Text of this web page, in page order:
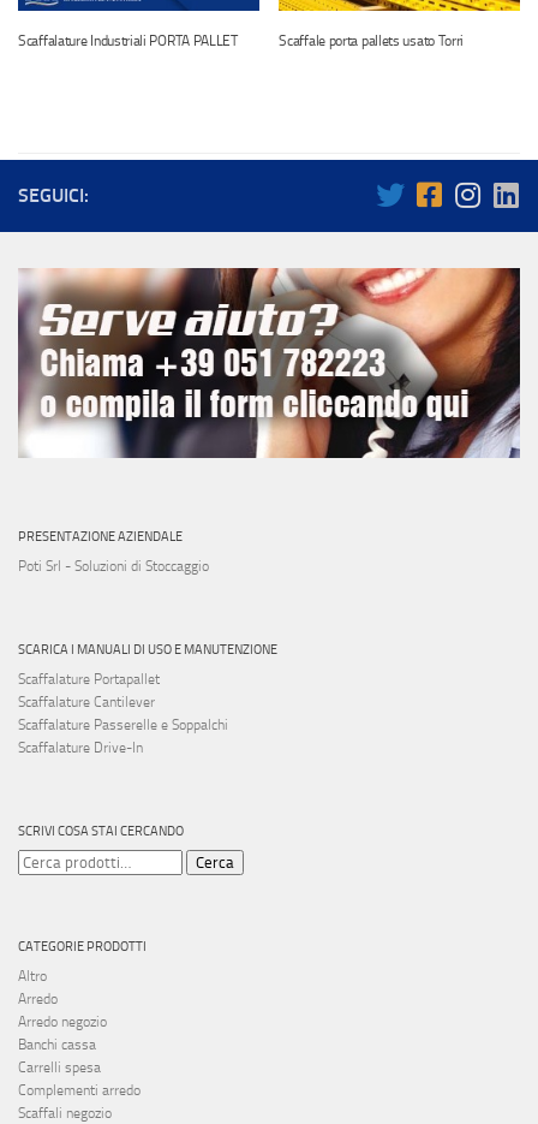
Scaffalature Industriali PORTA PALLET Scaffale porta pallets usato Torri
SEGUICI:
PRESENTAZIONE AZIENDALE
Poti Srl - Soluzioni di Stoccaggio
SCARICA I MANUALI DI USO E MANUTENZIONE
Scaffalature Portapallet
Scaffalature Cantilever
Scaffalature Passerelle e Soppalchi
Scaffalature Drive-In
SCRIVI COSA STAI CERCANDO
Cerca:
Cerca
CATEGORIE PRODOTTI
Altro
Arredo
Arredo negozio
Banchi cassa
Carrelli spesa
Complementi arredo
Scaffali negozio